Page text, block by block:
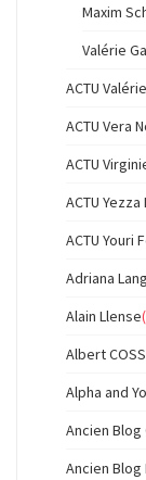
Maxim
Valérie
ACTU
ACTU Vera
ACTU
ACTU
ACTU Youri
Adriana
Alain Llense
Albert
Alpha and
Ancien
Ancien